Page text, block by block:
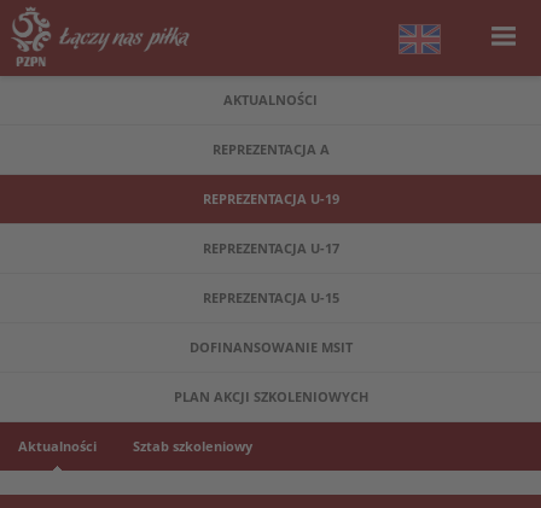
AKTUALNOŚCI
REPREZENTACJA A
REPREZENTACJA U-19
REPREZENTACJA U-17
REPREZENTACJA U-15
DOFINANSOWANIE MSIT
PLAN AKCJI SZKOLENIOWYCH
Aktualności Sztab szkoleniowy